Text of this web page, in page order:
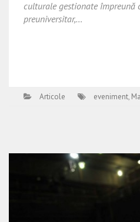
culturale gestionate
preuniversitar,…
Articole eveniment,